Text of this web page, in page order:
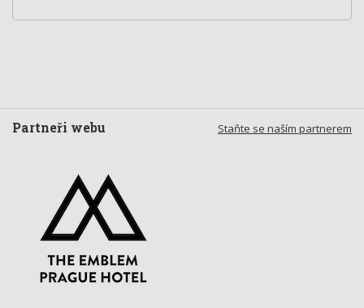
Staňte se naším partnerem
Partneři webu